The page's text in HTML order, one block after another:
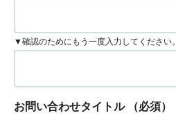
▼確認のためにもう一度入力してください。
お問い合わせタイトル （必須）